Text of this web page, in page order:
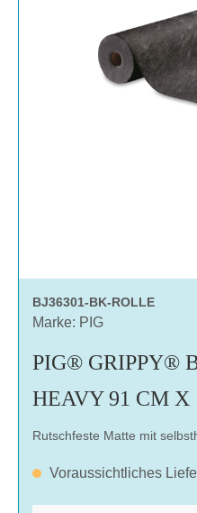
BJ36301-BK-ROLLE
Marke: PIG
PIG® GRIPPY®
HEAVY 91 CM X
Rutschfeste Matte mit
Voraussichtliches